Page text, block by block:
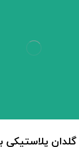
پلاستیکی